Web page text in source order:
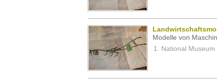
Modelle von
National Museum